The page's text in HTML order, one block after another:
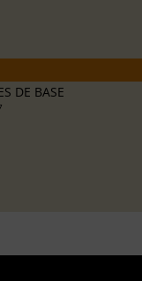
DE BASE